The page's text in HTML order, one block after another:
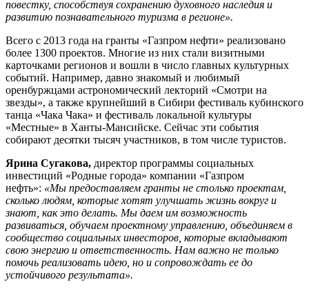
повестку, способствуя сохранению духовного наследия и
развитию познавательного туризма в регионе».
Всего с 2013 года на гранты «Газпром нефти» реализовано
более 1300 проектов. Многие из них стали визитными
карточками регионов и вошли в число главных культурных
событий. Например, давно знакомый и любимый
оренбуржцами астрономический лекторий «Смотри на
звезды», а также крупнейший в Сибири фестиваль кубинского
танца «Чака Чака» и фестиваль локальной культуры
«Местные» в Ханты-Мансийске. Сейчас эти события
собирают десятки тысяч участников, в том числе туристов.
Ярина Сугакова, директор программы социальных
инвестиций «Родные города» компании «Газпром
нефть»: «Мы предоставляем гранты не столько проектам,
сколько людям, которые хотят улучшать жизнь вокруг и
знают, как это делать. Мы даем им возможность
развиваться, обучаем проектному управлению, объединяем в
сообщество социальных инвесторов, которые вкладывают
свою энергию и ответственность. Нам важно не только
помочь реализовать идею, но и сопровождать ее до
устойчивого результата».